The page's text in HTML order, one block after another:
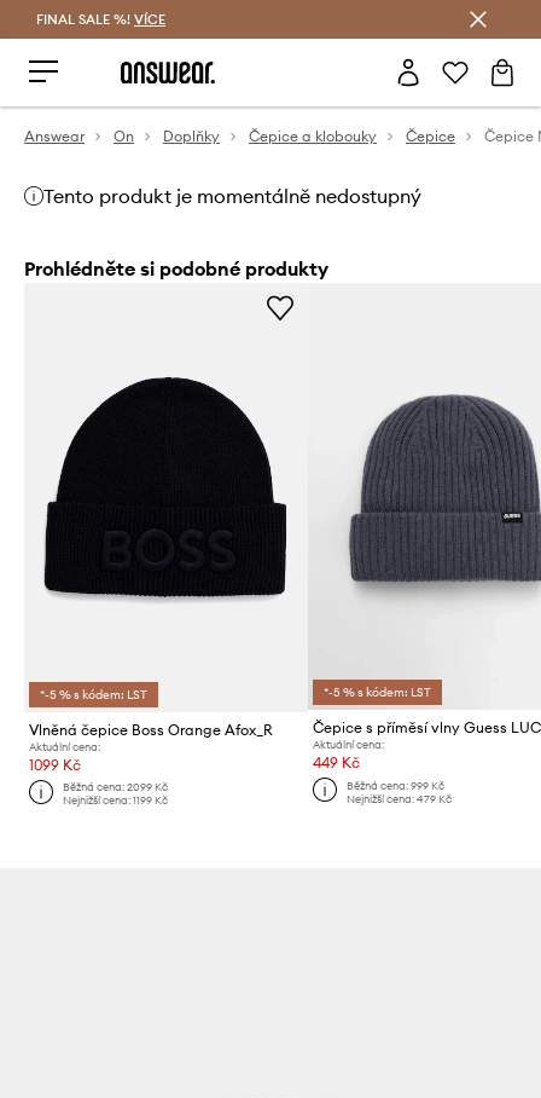
FINAL SALE %! VÍCE
Answear On Doplňky Čepice a klobouky Čepice Čepice
Tento produkt je momentálně nedostupný
Prohlédněte si podobné produkty
*-5 % s kódem: LST
Vlněná čepice Boss Orange Afox_R
Aktuální cena:
1099 Kč
Běžná cena:2099 Kč
Nejnižší cena:1199 Kč
*-5 % s kódem: LST
Čepice s příměsí vlny Guess
Aktuální cena:
449 Kč
Běžná cena: 999 Kč
Nejnižší cena: 479 Kč